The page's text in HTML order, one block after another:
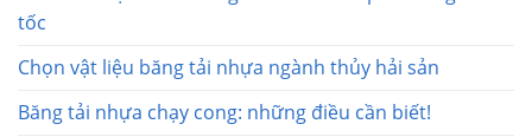
tốc
Chọn vật liệu băng tải nhựa ngành thủy hải sản
Băng tải nhựa chạy cong: những điều cần biết!